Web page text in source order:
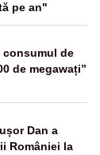
pe an"
consumul de
de megawați”
Dan a
României la